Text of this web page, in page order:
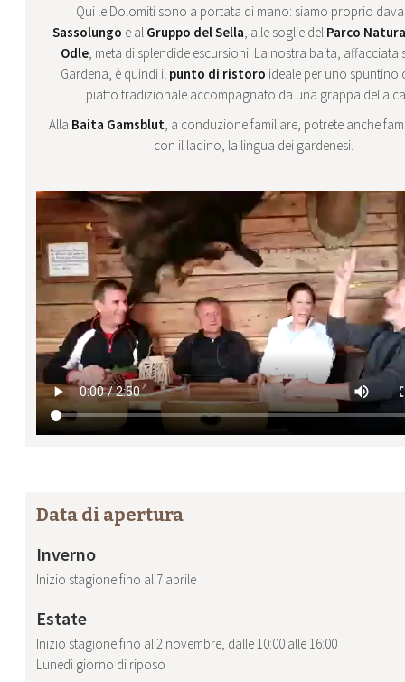
Qui le Dolomiti sono a portata di mano: siamo proprio
Sassolungo e al Gruppo del Sella, alle soglie del Parco
Odle, meta di splendide escursioni. La nostra baita, affacciata
Gardena, è quindi il punto di ristoro ideale per uno spuntino
piatto tradizionale accompagnato da una grappa della
Alla Baita Gamsblut, a conduzione familiare, potrete anche
con il ladino, la lingua dei gardenesi.
Data di apertura
Inverno
Inizio stagione fino al 7 aprile
Estate
Inizio stagione fino al 2 novembre, dalle 10:00 alle 16:00
Lunedì giorno di riposo